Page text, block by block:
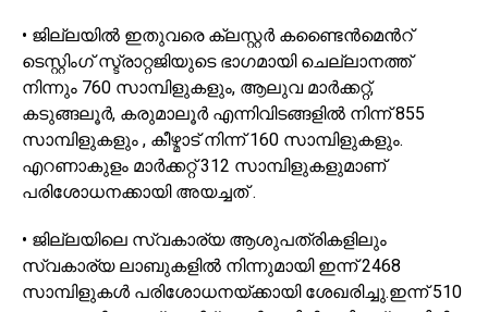
• ജില്ലയിൽ ഇതുവരെ ക്ലസ്റ്റർ കണ്ടൈൻമെൻറ്
ടെസ്റ്റിംഗ് സ്ട്രാറ്റജിയുടെ ഭാഗമായി ചെല്ലാനത്ത്
നിന്നും 760 സാമ്പിളുകളും, ആലുവ മാർക്കറ്റ്,
കടുങ്ങലൂർ, കരുമാലൂർ എന്നിവിടങ്ങളിൽ നിന്ന് 855
സാമ്പിളുകളും , കീഴ്മാട് നിന്ന് 160 സാമ്പിളുകളും.
എറണാകുളം മാർക്കറ്റ് 312 സാമ്പിളുകളുമാണ്
പരിശോധനക്കായി അയച്ചത് .
• ജില്ലയിലെ സ്വകാര്യ ആശുപത്രികളിലും
സ്വകാര്യ ലാബുകളിൽ നിന്നുമായി ഇന്ന് 2468
സാമ്പിളുകൾ പരിശോധനയ്ക്കായി ശേഖരിച്ചു.ഇന്ന് 510